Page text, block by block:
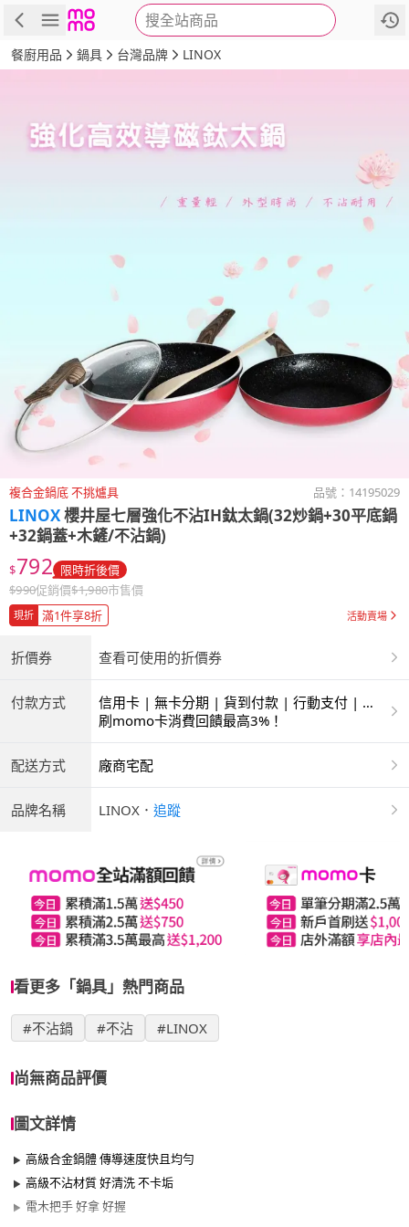
搜全站商品
商品 評價 詳情
餐廚用品 鍋具 台灣品牌 LINOX
複合金鍋底 不挑爐具 品號： 14195029
LINOX櫻井屋七層強化不沾IH鈦太鍋(32炒鍋+30平底鍋
+32鍋蓋+木鏟/不沾鍋)
$792 限時折後價
$990促銷價$1,980市售價
現折 滿1件享8折 活動賣場
折價券 查看可使用的折價券
付款方式
信用卡 | 無卡分期 | 貨到付款 | 行動支付 | 超
商付款 | ATM | 銀聯卡
刷momo卡消費回饋最高3%！
配送方式 廠商宅配
品牌名稱 LINOX ． 追蹤
看更多「鍋具」熱門商品
#不沾鍋 #不沾 #LINOX
尚無商品評價
圖文詳情
高級合金鍋體 傳導速度快且均勻
高級不沾材質 好清洗 不卡垢
電木把手 好拿 好握